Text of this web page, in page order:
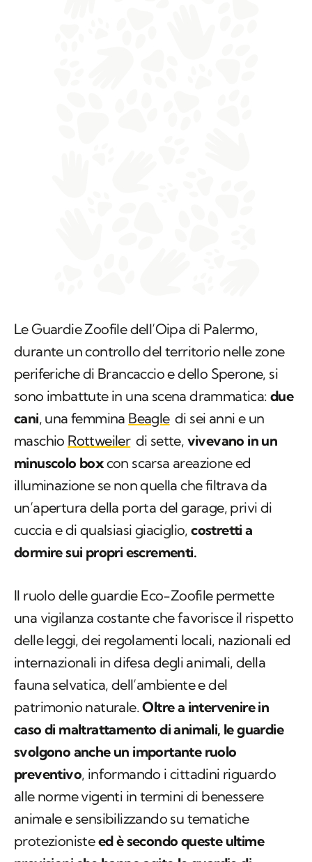
Le Guardie Zoofile dell’Oipa di Palermo,
durante un controllo del territorio nelle zone
periferiche di Brancaccio e dello Sperone, si
sono imbattute in una scena drammatica: due
cani, una femmina Beagle di sei anni e un
maschio Rottweiler di sette, vivevano in un
minuscolo boxcon scarsa areazione ed
illuminazione se non quella che filtrava da
un’apertura della porta del garage, privi di
cuccia e di qualsiasi giaciglio,costretti a
dormire sui propri escrementi.
Il ruolo delle guardie Eco-Zoofile permette
una vigilanza costante che favorisce il rispetto
delle leggi, dei regolamenti locali, nazionali ed
internazionali in difesa degli animali, della
fauna selvatica, dell’ambiente e del
patrimonio naturale.Oltre a intervenire in
caso di maltrattamento di animali, le guardie
svolgono anche un importante ruolo
preventivo, informando i cittadini riguardo
alle norme vigenti in termini di benessere
animale e sensibilizzando su tematiche